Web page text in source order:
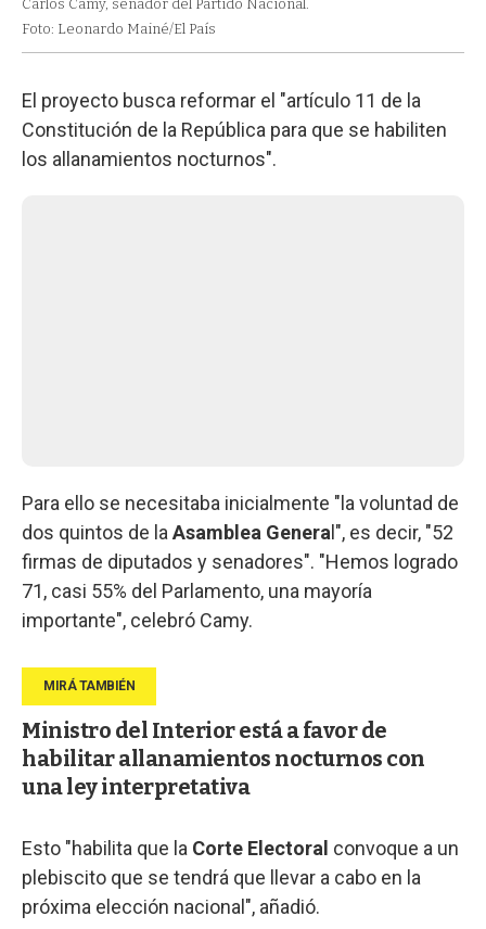
Carlos Camy, senador del Partido Nacional.
Foto: Leonardo Mainé/El País
El proyecto busca reformar el "artículo 11 de la
Constitución de la República para que se habiliten
los allanamientos nocturnos".
Para ello se necesitaba inicialmente "la voluntad de
dos quintos de la Asamblea General", es decir, "52
firmas de diputados y senadores". "Hemos logrado
71, casi 55% del Parlamento, una mayoría
importante", celebró Camy.
Ministro del Interior está a favor de
habilitar allanamientos nocturnos con
una ley interpretativa
Esto "habilita que la Corte Electoral convoque a un
plebiscito que se tendrá que llevar a cabo en la
próxima elección nacional", añadió.